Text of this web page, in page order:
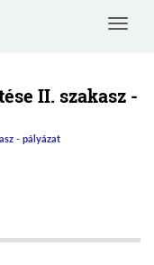
Toggle
II. szakasz -
- pályázat